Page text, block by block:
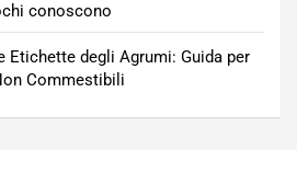
conoscono
Etichette degli Agrumi: Guida per
Commestibili